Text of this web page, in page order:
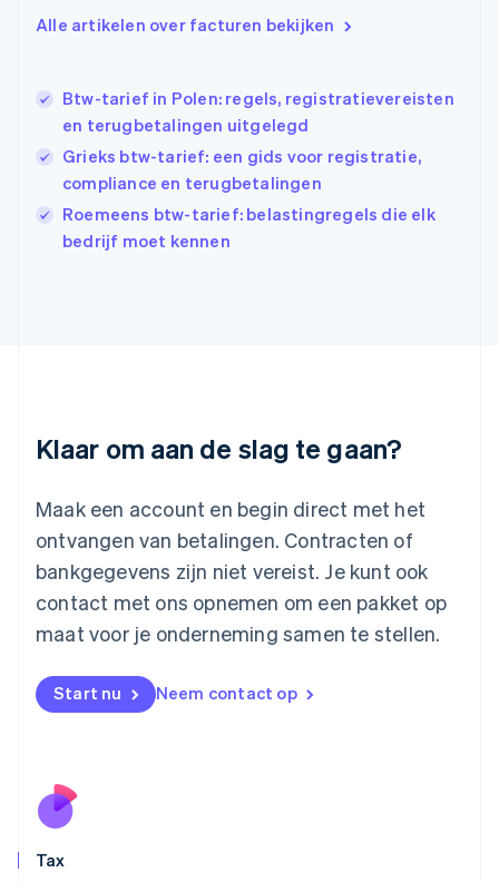
Alle artikelen over facturen bekijken
Btw-tarief in Polen: regels, registratievereisten
en terugbetalingen uitgelegd
Grieks btw-tarief: een gids voor registratie,
compliance en terugbetalingen
Roemeens btw-tarief: belastingregels die elk
bedrijf moet kennen
Klaar om aan de slag te gaan?
Maak een account en begin direct met het
ontvangen van betalingen. Contracten of
bankgegevens zijn niet vereist. Je kunt ook
contact met ons opnemen om een pakket op
maat voor je onderneming samen te stellen.
Start nu Neem contact op
Tax
Griekenland
English
Hongkong SAR, China
English简体中文
Ierland
India
English
Italië
Litouwen
Luxemburg
Maleisië
English简体中文
Malta
English
Mexico
Nederland
NederlandsEnglish
English
Oostenrijk